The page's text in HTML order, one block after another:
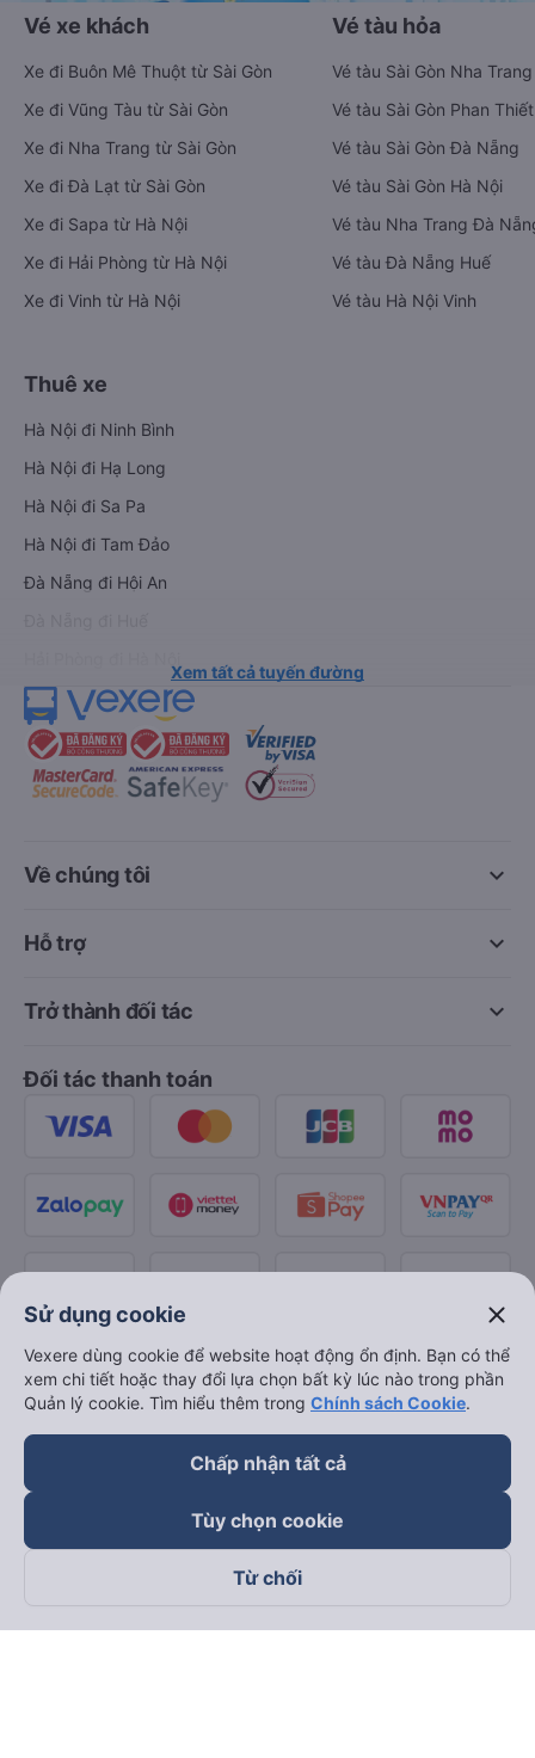
Vé xe khách
Xe đi Buôn Mê Thuột từ Sài Gòn
Xe đi Vũng Tàu từ Sài Gòn
Xe đi Nha Trang từ Sài Gòn
Xe đi Đà Lạt từ Sài Gòn
Xe đi Sapa từ Hà Nội
Xe đi Hải Phòng từ Hà Nội
Xe đi Vinh từ Hà Nội
Vé tàu hỏa
Vé tàu Sài Gòn Nha Trang
Vé tàu Sài Gòn Phan Thiết
Vé tàu Sài Gòn Đà Nẵng
Vé tàu Sài Gòn Hà Nội
Vé tàu Nha Trang Đà
Vé tàu Đà Nẵng Huế
Vé tàu Hà Nội Vinh
Thuê xe
Hà Nội đi Ninh Bình
Hà Nội đi Hạ Long
Hà Nội đi Sa Pa
Hà Nội đi Tam Đảo
Đà Nẵng đi Hội An
Xem tất cả tuyến đường
keyboard_arrow_down
Về chúng tôi
keyboard_arrow_down
Hỗ trợ
keyboard_arrow_down
Trở thành đối tác
Đối tác thanh toán
Theo dõi chúng tôi trên
Sử dụng cookie close
Vexere dùng cookie để website hoạt động ổn định. Bạn có thể
xem chi tiết hoặc thay đổi lựa chọn bất kỳ lúc nào trong phần
Quản lý cookie. Tìm hiểu thêm trong Chính sách Cookie.
Chấp nhận tất cả
Tùy chọn cookie
Từ chối